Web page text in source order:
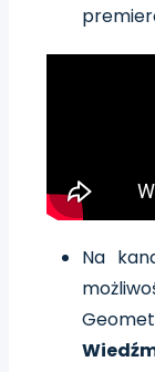
Na